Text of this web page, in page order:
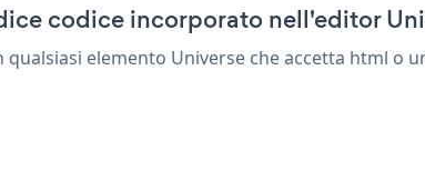
codice incorporato nell'editor
elemento Universe che accetta html o